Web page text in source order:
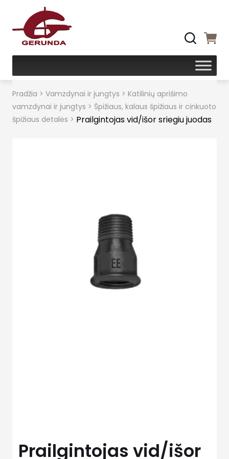
Pradžia > Vamzdynai ir jungtys > Katilinių aprišimo
vamzdynai ir jungtys > Špižiaus, kalaus špižiaus ir cinkuoto
špižiaus detalės > Prailgintojas vid/išor sriegiu juodas
Prailgintojas vid/išor